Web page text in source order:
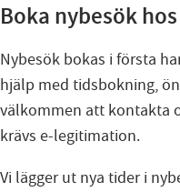
Boka nybesök
Nybesök bokas i första
hjälp med tidsbokning,
välkommen att kontakta
krävs e-legitimation.
Vi lägger ut nya tider i